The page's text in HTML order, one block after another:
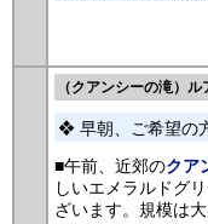
（クアンシーの滝）
❖ 早朝、ご希望の
■午前、近郊のクア
しいエメラルドグ
ざいます。規模は